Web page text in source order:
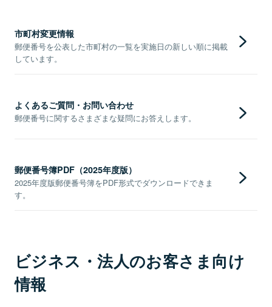
市町村変更情報
郵便番号を公表した市町村の一覧を実施日の新しい順に掲載
しています。
よくあるご質問・お問い合わせ
郵便番号に関するさまざまな疑問にお答えします。
郵便番号簿PDF（2025年度版）
2025年度版郵便番号簿をPDF形式でダウンロードできま
す。
ビジネス・法人のお客さま向け
情報